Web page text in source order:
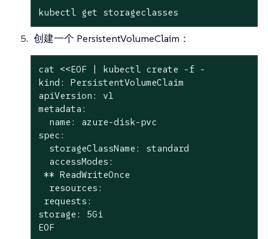
kubectl get storageclasses
创建一个 PersistentVolumeClaim：
cat <<EOF | kubectl create -f -
kind: PersistentVolumeClaim
apiVersion: v1
metadata:
  name: azure-disk-pvc
spec:
  storageClassName: standard
  accessModes:
** ReadWriteOnce
  resources:
requests:
storage: 5Gi
EOF